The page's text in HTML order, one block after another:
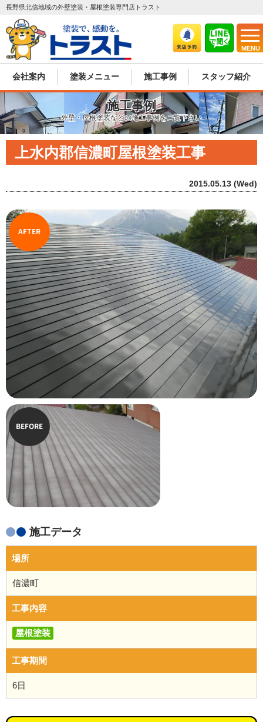
MENU
長野県北信地域の外壁塗装・屋根塗装専門店トラスト
会社案内 塗装メニュー 施工事例 スタッフ紹介
施工事例
外壁・屋根塗装などの施工事例をご覧下さい
上水内郡信濃町屋根塗装工事
2015.05.13 (Wed)
AFTER
BEFORE
施工データ
場所
信濃町
工事内容
屋根塗装
工事期間
6日